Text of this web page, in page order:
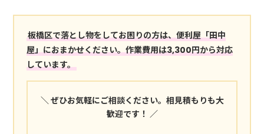
板橋区で落とし物をしてお困りの方は、便利屋「田中
屋」におまかせください。作業費用は3,300円から対応
しています。
＼ ぜひお気軽にご相談ください。相見積もりも大
歓迎です！ ／